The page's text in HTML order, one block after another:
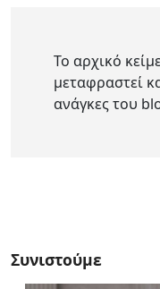
Το αρχικό
μεταφραστεί
ανάγκες του
Συνιστούμε